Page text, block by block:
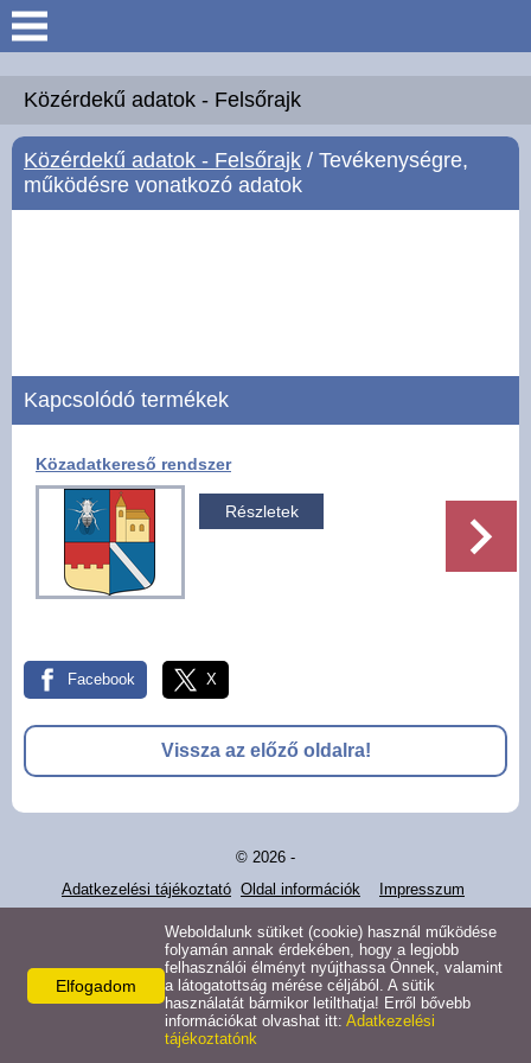
Keresés
Köszöntő
Hírek
Közérdekű adatok -
Galéria
Pályázatok
Alsórajk
EFOP-1.5.2-16-2017-00008
Közérdekű adatok - Felsőrajk
Közérdekű adatok - Felsőrajk / Tevékenységre,
működésre vonatkozó adatok
Kapcsolódó termékek
Közadatkereső rendszer
Részletek
Facebook X
Vissza az előző oldalra!
© 2026 -
Adatkezelési tájékoztató Oldal információk Impresszum
Elfogadom
Weboldalunk sütiket (cookie) használ működése
folyamán annak érdekében, hogy a legjobb
felhasználói élményt nyújthassa Önnek, valamint
a látogatottság mérése céljából. A sütik
használatát bármikor letilthatja! Erről bővebb
információkat olvashat itt: Adatkezelési
tájékoztatónk